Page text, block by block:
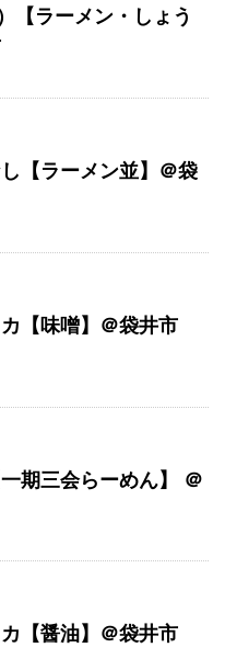
【ラーメン・しょう
【ラーメン並】＠袋
【味噌】＠袋井市
期三会らーめん】 ＠
【醤油】＠袋井市